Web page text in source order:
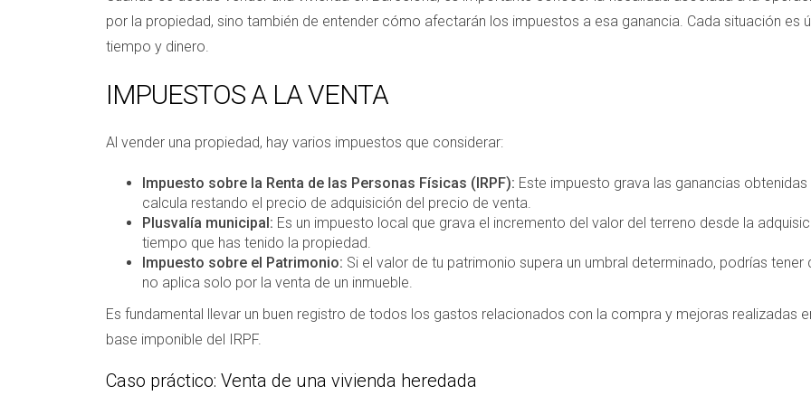
por la propiedad, sino también de entender cómo afectarán los impuestos a esa ganancia. Cada situación es
tiempo y dinero.
IMPUESTOS A LA VENTA
Al vender una propiedad, hay varios impuestos que considerar:
Impuesto sobre la Renta de las Personas Físicas (IRPF): Este impuesto grava las ganancias
calcula restando el precio de adquisición del precio de venta.
Plusvalía municipal: Es un impuesto local que grava el incremento del valor del terreno desde la
tiempo que has tenido la propiedad.
Impuesto sobre el Patrimonio: Si el valor de tu patrimonio supera un umbral determinado, podrías
no aplica solo por la venta de un inmueble.
Es fundamental llevar un buen registro de todos los gastos relacionados con la compra y mejoras realizadas
base imponible del IRPF.
Caso práctico: Venta de una vivienda heredada